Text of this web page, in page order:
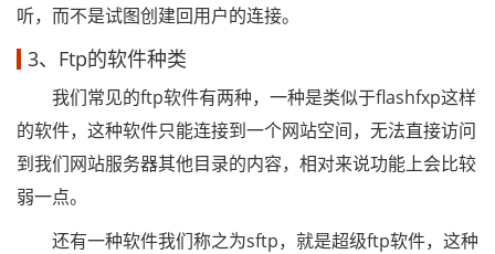
听，而不是试图创建回用户的连接。
3、Ftp的软件种类
我们常见的ftp软件有两种，一种是类似于flashfxp这样
的软件，这种软件只能连接到一个网站空间，无法直接访问
到我们网站服务器其他目录的内容，相对来说功能上会比较
弱一点。
还有一种软件我们称之为sftp，就是超级ftp软件，这种